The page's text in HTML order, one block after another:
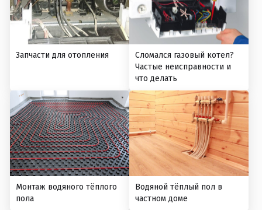
Запчасти для отопления
Сломался газовый котел?
Частые неисправности и
что делать
Монтаж водяного тёплого
пола
Водяной тёплый пол в
частном доме